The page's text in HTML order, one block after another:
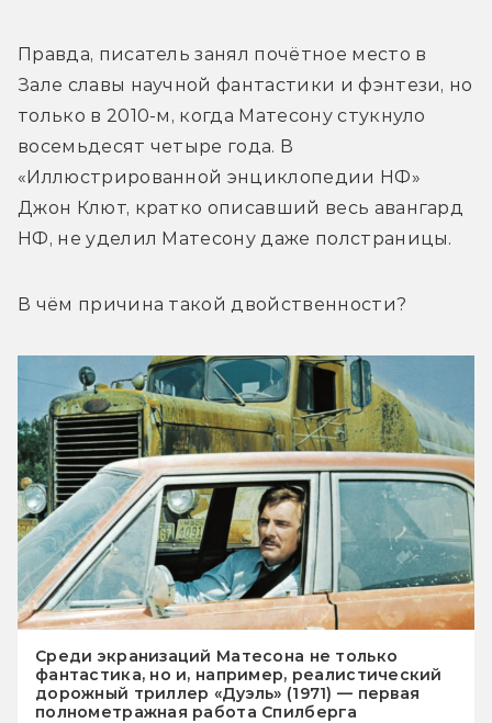
Правда, писатель занял почётное место в
Зале славы научной фантастики и фэнтези, но
только в 2010-м, когда Матесону стукнуло
восемьдесят четыре года. В
«Иллюстрированной энциклопедии НФ»
Джон Клют, кратко описавший весь авангард
НФ, не уделил Матесону даже полстраницы.
В чём причина такой двойственности?
Среди экранизаций Матесона не только
фантастика, но и, например, реалистический
дорожный триллер «Дуэль» (1971) — первая
полнометражная работа Спилберга